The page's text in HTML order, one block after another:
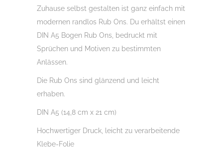
für
Glas,
Holz,
Raysin
u.v.m.
Zuhause selbst gestalten ist ganz einfach mit
modernen randlos Rub Ons. Du erhältst einen
DIN A5 Bogen Rub Ons, bedruckt mit
Sprüchen und Motiven zu bestimmten
Anlässen.
Die Rub Ons sind glänzend und leicht
erhaben.
DIN A5 (14,8 cm x 21 cm)
Hochwertiger Druck, leicht zu verarbeitende
Klebe-Folie